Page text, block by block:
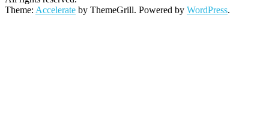
Theme: Accelerate by ThemeGrill. Powered by WordPress.